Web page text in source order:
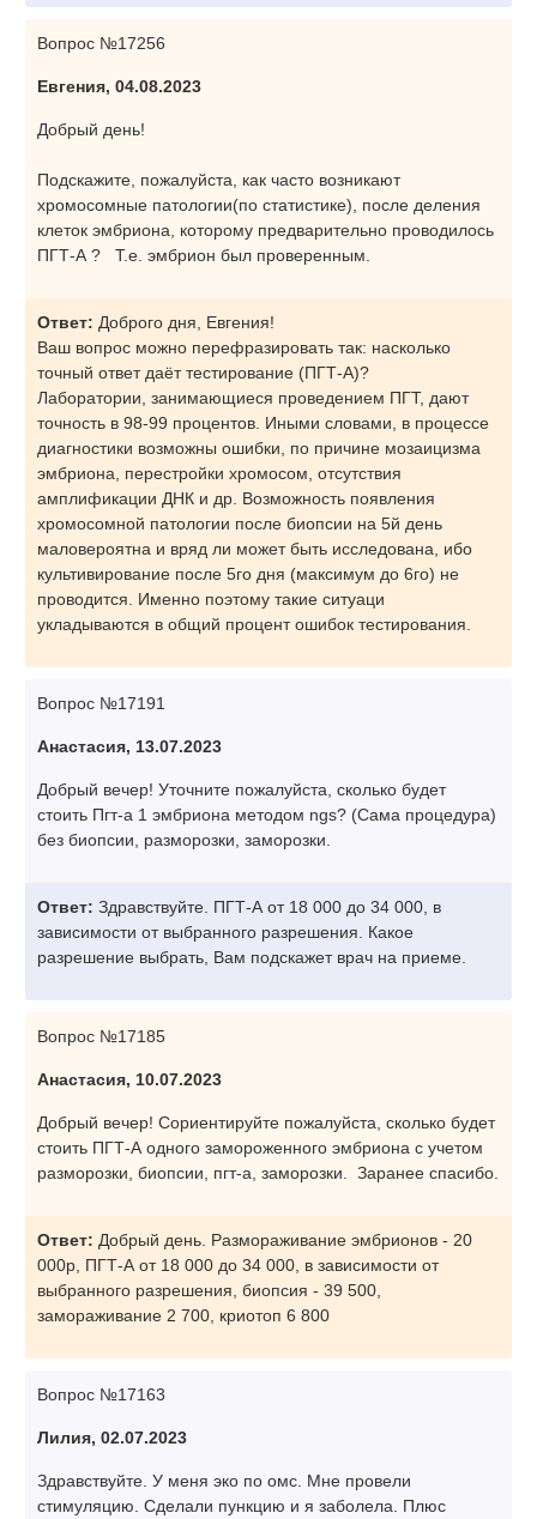
Вопрос №17256
Евгения, 04.08.2023
Добрый день!
Подскажите, пожалуйста, как часто возникают
хромосомные патологии(по статистике), после деления
клеток эмбриона, которому предварительно проводилось
ПГТ-А ? Т.е. эмбрион был проверенным.
Ответ: Доброго дня, Евгения!
Ваш вопрос можно перефразировать так: насколько
точный ответ даёт тестирование (ПГТ-А)?
Лаборатории, занимающиеся проведением ПГТ, дают
точность в 98-99 процентов. Иными словами, в процессе
диагностики возможны ошибки, по причине мозаицизма
эмбриона, перестройки хромосом, отсутствия
амплификации ДНК и др. Возможность появления
хромосомной патологии после биопсии на 5й день
маловероятна и вряд ли может быть исследована, ибо
культивирование после 5го дня (максимум до 6го) не
проводится. Именно поэтому такие ситуаци
укладываются в общий процент ошибок тестирования.
Вопрос №17191
Анастасия, 13.07.2023
Добрый вечер! Уточните пожалуйста, сколько будет
стоить Пгт-а 1 эмбриона методом ngs? (Сама процедура)
без биопсии, разморозки, заморозки.
Ответ: Здравствуйте. ПГТ-А от 18 000 до 34 000, в
зависимости от выбранного разрешения. Какое
разрешение выбрать, Вам подскажет врач на приеме.
Вопрос №17185
Анастасия, 10.07.2023
Добрый вечер! Сориентируйте пожалуйста, сколько будет
стоить ПГТ-А одного замороженного эмбриона с учетом
разморозки, биопсии, пгт-а, заморозки. Заранее спасибо.
Ответ: Добрый день. Размораживание эмбрионов - 20
000р, ПГТ-А от 18 000 до 34 000, в зависимости от
выбранного разрешения, биопсия - 39 500,
замораживание 2 700, криотоп 6 800
Вопрос №17163
Лилия, 02.07.2023
Здравствуйте. У меня эко по омс. Мне провели
стимуляцию. Сделали пункцию и я заболела. Плюс